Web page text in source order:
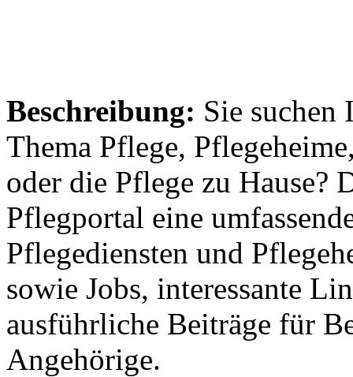
Beschreibung: Sie suchen
Thema Pflege,
oder die Pflege zu Hause?
Pflegportal eine
Pflegediensten und
sowie Jobs, interessante
ausführliche Beiträge für
Angehörige.